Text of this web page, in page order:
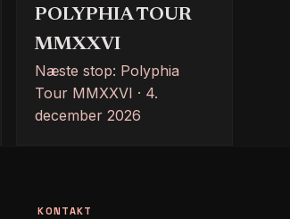
POLYPHIA TOUR
MMXXVI
Næste stop: Polyphia
Tour MMXXVI · 4.
december 2026
KONTAKT